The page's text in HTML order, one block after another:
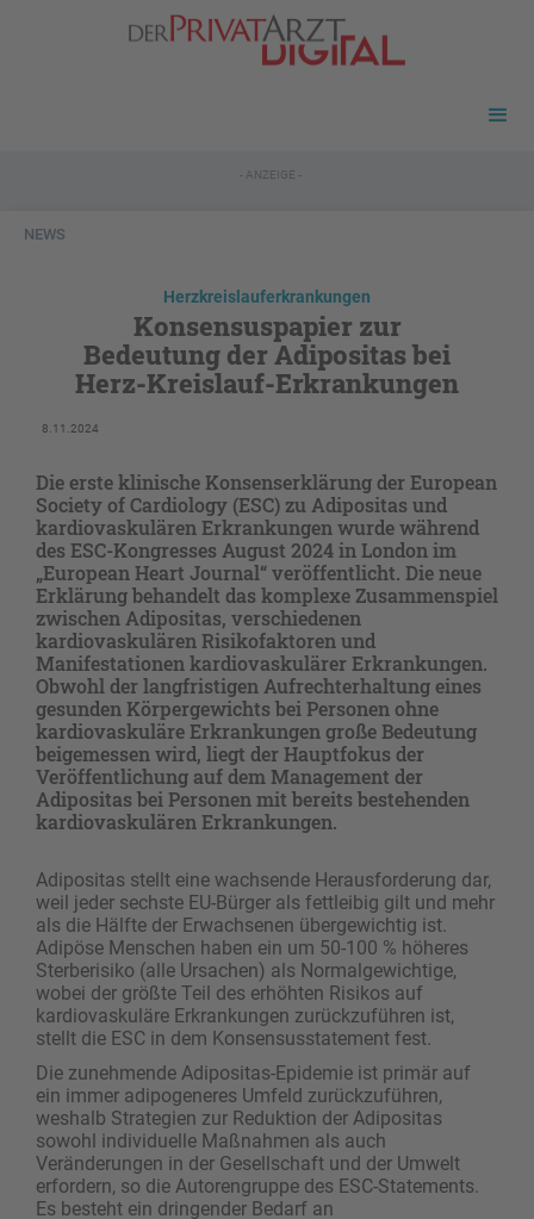
- ANZEIGE -
NEWS
Herzkreislauferkrankungen
Konsensuspapier zur
Bedeutung der Adipositas bei
Herz-Kreislauf-Erkrankungen
8.11.2024
Die erste klinische Konsenserklärung der European
Society of Cardiology (ESC) zu Adipositas und
kardiovaskulären Erkrankungen wurde während
des ESC-Kongresses August 2024 in London im
„European Heart Journal“ veröffentlicht. Die neue
Erklärung behandelt das komplexe Zusammenspiel
zwischen Adipositas, verschiedenen
kardiovaskulären Risikofaktoren und
Manifestationen kardiovaskulärer Erkrankungen.
Obwohl der langfristigen Aufrechterhaltung eines
gesunden Körpergewichts bei Personen ohne
kardiovaskuläre Erkrankungen große Bedeutung
beigemessen wird, liegt der Hauptfokus der
Veröffentlichung auf dem Management der
Adipositas bei Personen mit bereits bestehenden
kardiovaskulären Erkrankungen.
Adipositas stellt eine wachsende Herausforderung dar,
weil jeder sechste EU-Bürger als fettleibig gilt und mehr
als die Hälfte der Erwachsenen übergewichtig ist.
Adipöse Menschen haben ein um 50-100 % höheres
Sterberisiko (alle Ursachen) als Normalgewichtige,
wobei der größte Teil des erhöhten Risikos auf
kardiovaskuläre Erkrankungen zurückzuführen ist,
stellt die ESC in dem Konsensusstatement fest.
Die zunehmende Adipositas-Epidemie ist primär auf
ein immer adipogeneres Umfeld zurückzuführen,
weshalb Strategien zur Reduktion der Adipositas
sowohl individuelle Maßnahmen als auch
Veränderungen in der Gesellschaft und der Umwelt
erfordern, so die Autorengruppe des ESC-Statements.
Es besteht ein dringender Bedarf an